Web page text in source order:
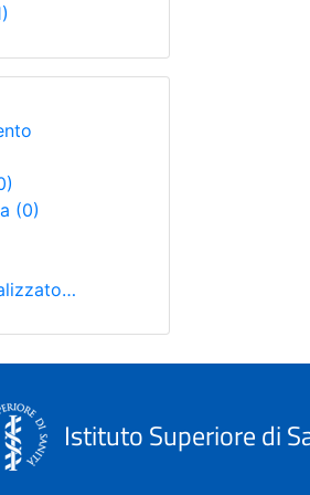
(0)
Istituto Superiore di